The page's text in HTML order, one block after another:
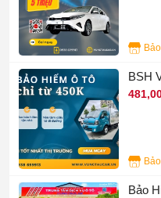
BSH
Bảo